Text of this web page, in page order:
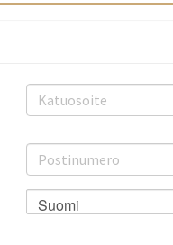
Suomi